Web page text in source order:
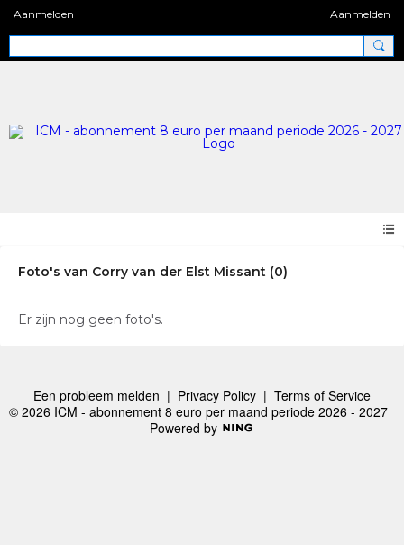
Aanmelden Aanmelden
Foto's van Corry van der Elst Missant (0)
Er zijn nog geen foto's.
Een probleem melden | Privacy Policy | Terms of Service
© 2026 ICM - abonnement 8 euro per maand periode 2026 - 2027
Powered by